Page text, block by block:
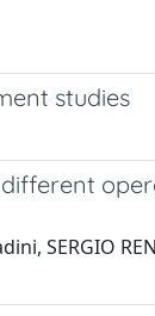
studies
SERGIO